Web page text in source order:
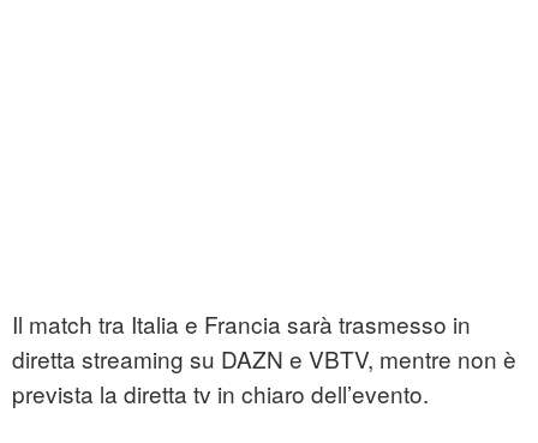
Il match tra Italia e Francia sarà trasmesso in
diretta streaming su DAZN e VBTV, mentre non è
prevista la diretta tv in chiaro dell’evento.